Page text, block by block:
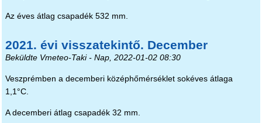
Az éves átlag csapadék 532 mm.
2021. évi visszatekintő. December
Beküldte Vmeteo-Taki- Nap, 2022-01-02 08:30
Veszprémben a decemberi középhőmérséklet sokéves átlaga
1,1°C.
A decemberi átlag csapadék 32 mm.